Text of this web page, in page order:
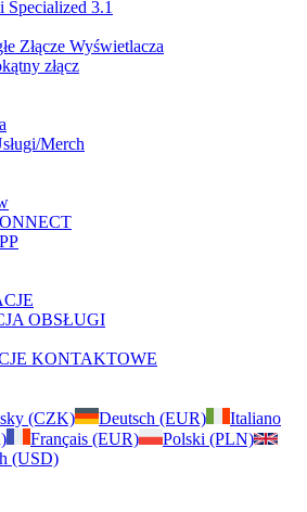
Specialized 3.1
Złącze Wyświetlacza
złącz
Merch
OBSŁUGI
KONTAKTOWE
(CZK) Deutsch (EUR)
Italiano
Français (EUR)
Polski (PLN)
(USD)